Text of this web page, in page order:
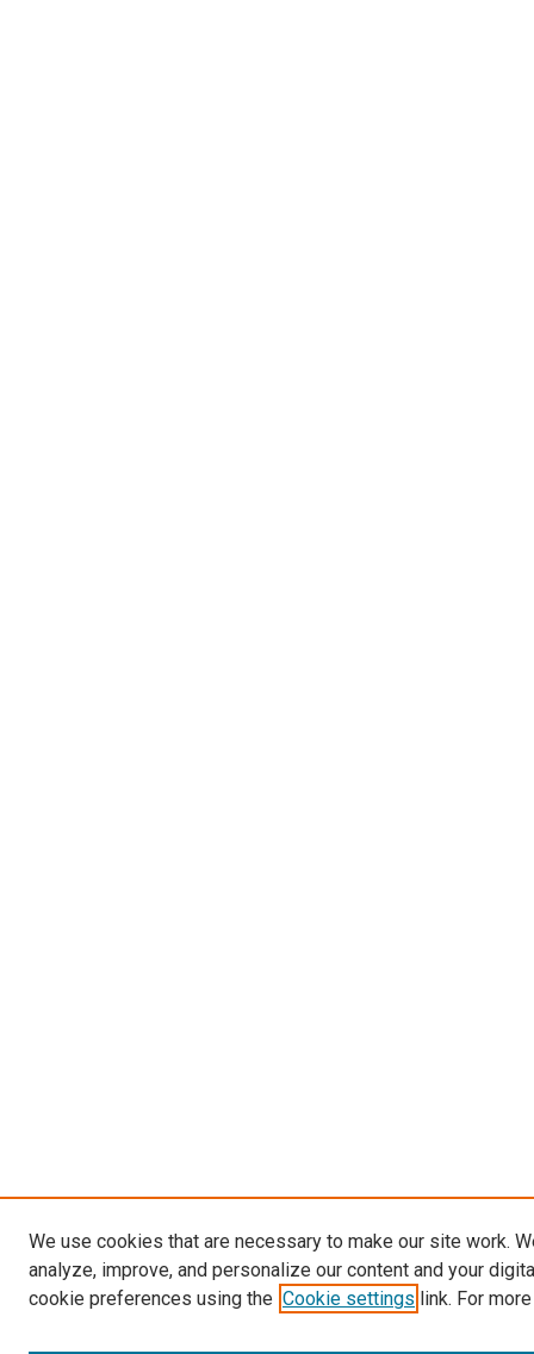
We use cookies that are necessary to make our site work.
analyze, improve, and personalize our content and your
cookie preferences using the Cookie settings link. For